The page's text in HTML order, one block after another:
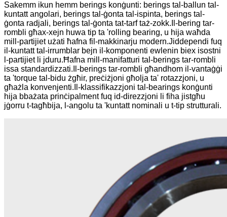
Sakemm ikun hemm berings konġunti: berings tal-ballun tal-
kuntatt angolari, berings tal-ġonta tal-ispinta, berings tal-
ġonta radjali, berings tal-ġonta tat-tarf taż-zokk.Il-bering tar-
rombli għax-xejn huwa tip ta 'rolling bearing, u hija waħda
mill-partijiet użati ħafna fil-makkinarju modern.Jiddependi fuq
il-kuntatt tal-irrumblar bejn il-komponenti ewlenin biex isostni
l-partijiet li jduru.Ħafna mill-manifatturi tal-berings tar-rombli
issa standardizzati.Il-berings tar-rombli għandhom il-vantaġġi
ta 'torque tal-bidu żgħir, preċiżjoni għolja ta' rotazzjoni, u
għażla konvenjenti.Il-klassifikazzjoni tal-bearings konġunti
hija bbażata prinċipalment fuq id-direzzjoni li fiha jistgħu
jġorru t-tagħbija, l-angolu ta 'kuntatt nominali u t-tip strutturali.